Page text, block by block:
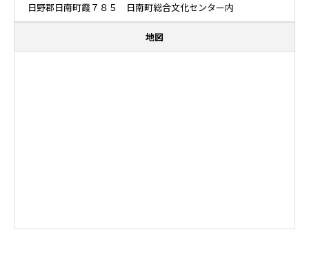
日野郡日南町霞７８５ 日南町総合文化センター内
地図